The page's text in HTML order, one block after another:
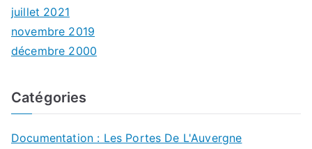
juillet 2021
novembre 2019
décembre 2000
Catégories
Documentation : Les Portes De L'Auvergne